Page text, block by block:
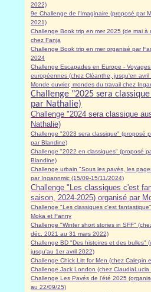
2022)
9e Challenge de l'Imaginaire (proposé par
2021)
Challenge Book trip en mer 2025 (de mai à
chez Fanja
Challenge Book trip en mer organisé par
2024
Challenge Escapades en Europe -
européennes (chez Cléanthe, jusqu'en avril
Monde ouvrier, mondes du travail chez
Challenge "2025 sera
par Nathalie)
Challenge "2024 sera classique
Nathalie)
Challenge "2023 sera classique" (proposé
par Blandine)
Challenge "2022 en classiques" (proposé
Blandine)
Challenge urbain "Sous les pavés, les
par Ingannmic (15/09-15/11/2024)
Challenge "Les classiques c'est
saison, 2024-2025) organisé par
Challenge "Les classiques c'est
Moka et Fanny
Challenge "Winter short stories in SFF"
déc. 2021 au 31 mars 2022)
Challenge BD "Des histoires et des bulles"
jusqu'au 1er avril 2022)
Challenge Chick Litt for Men (chez Calepin
Challenge Jack London (chez ClaudiaLucia
Challenge Les Pavés de l'été 2025
au 22/09/25)